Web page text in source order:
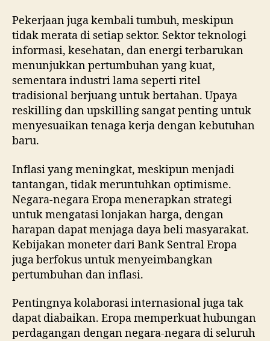
Pekerjaan juga kembali tumbuh, meskipun
tidak merata di setiap sektor. Sektor teknologi
informasi, kesehatan, dan energi terbarukan
menunjukkan pertumbuhan yang kuat,
sementara industri lama seperti ritel
tradisional berjuang untuk bertahan. Upaya
reskilling dan upskilling sangat penting untuk
menyesuaikan tenaga kerja dengan kebutuhan
baru.
Inflasi yang meningkat, meskipun menjadi
tantangan, tidak meruntuhkan optimisme.
Negara-negara Eropa menerapkan strategi
untuk mengatasi lonjakan harga, dengan
harapan dapat menjaga daya beli masyarakat.
Kebijakan moneter dari Bank Sentral Eropa
juga berfokus untuk menyeimbangkan
pertumbuhan dan inflasi.
Pentingnya kolaborasi internasional juga tak
dapat diabaikan. Eropa memperkuat hubungan
perdagangan dengan negara-negara di seluruh